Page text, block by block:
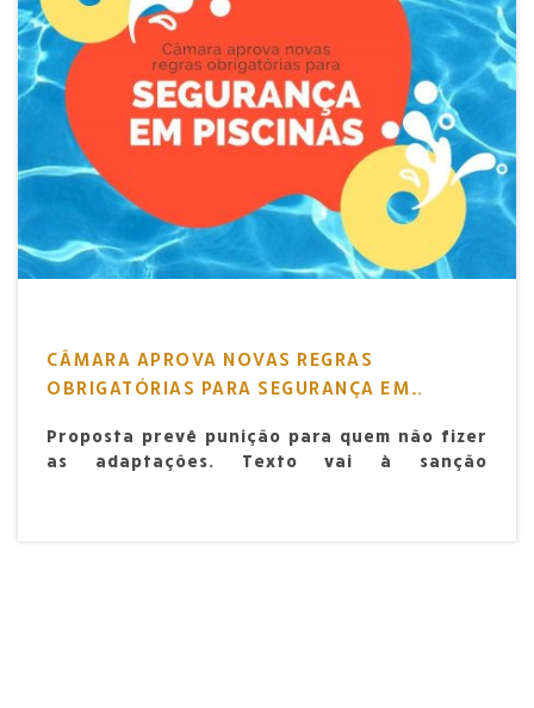
CÂMARA APROVA NOVAS REGRAS
OBRIGATÓRIAS PARA SEGURANÇA EM
Proposta prevê punição para quem não fizer
as adaptações. Texto vai à sanção